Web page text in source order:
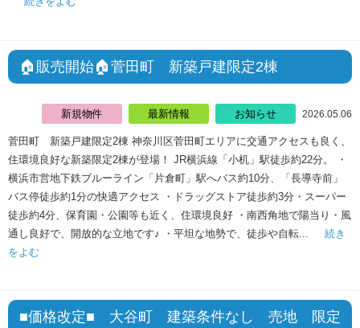
🏠販売開始🏠菅田町 新築戸建限定2棟
新規物件 最新情報 お知らせ 2026.05.06
菅田町 新築戸建限定2棟 神奈川区菅田町エリアに交通アクセスも良く、
住環境良好な新築限定2棟が登場！ JR横浜線「小机」駅徒歩約22分。 ・
横浜市営地下鉄ブルーライン「片倉町」駅へバス約10分、「長導寺前」
バス停徒歩約1分の快適アクセス ・ドラッグストア徒歩約3分・スーパー
徒歩約4分、保育園・公園等も近く、住環境良好 ・南西角地で陽当り・風
通し良好で、開放的な立地です♪ ・平坦な地勢で、徒歩や自転...
続き
をよむ
■価格改定■ 大谷町 建築条件なし 売地 限定